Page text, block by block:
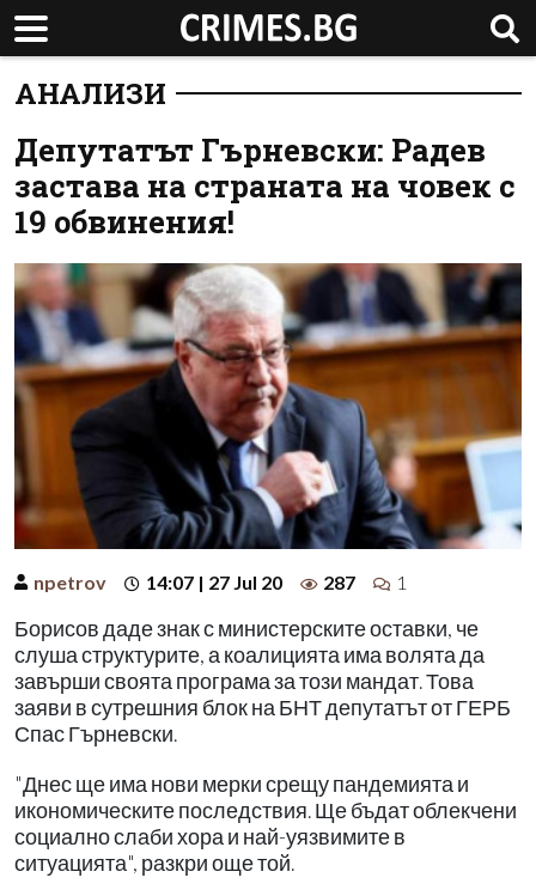
АНАЛИЗИ
Депутатът Гърневски: Радев
застава на страната на човек с
19 обвинения!
npetrov 14:07 | 27 Jul 20 287 1
Борисов даде знак с министерските оставки, че
слуша структурите, а коалицията има волята да
завърши своята програма за този мандат. Това
заяви в сутрешния блок на БНТ депутатът от ГЕРБ
Спас Гърневски.
"Днес ще има нови мерки срещу пандемията и
икономическите последствия. Ще бъдат облекчени
социално слаби хора и най-уязвимите в
ситуацията", разкри още той.